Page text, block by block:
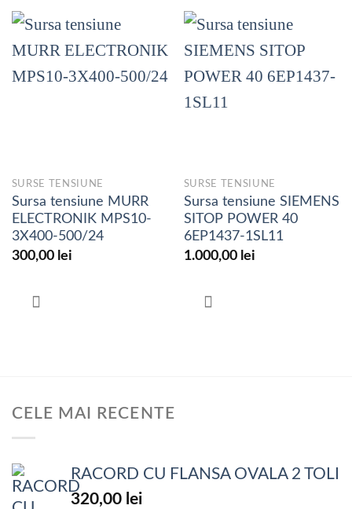
SURSE TENSIUNE
Sursa tensiune MURR
ELECTRONIK MPS10-
3X400-500/24
300,00 lei
SURSE TENSIUNE
Sursa tensiune SIEMENS
SITOP POWER 40
6EP1437-1SL11
1.000,00 lei
CELE MAI RECENTE
RACORD CU FLANSA OVALA 2 TOLI
320,00 lei